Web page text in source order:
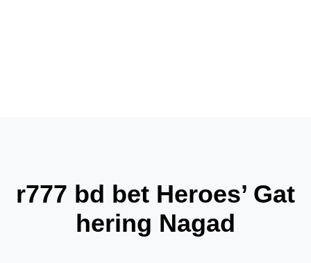
r777 bd bet Heroes’ Gat
hering Nagad